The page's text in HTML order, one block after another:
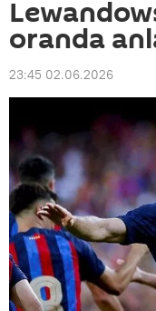
oranda
23:45 02.06.2026